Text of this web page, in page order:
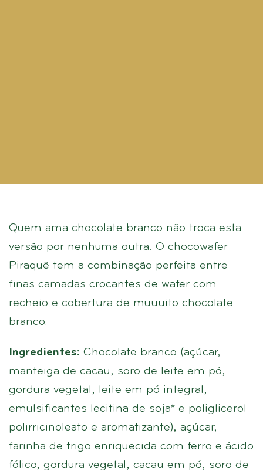
Quem ama chocolate branco não troca esta
versão por nenhuma outra. O chocowafer
Piraquê tem a combinação perfeita entre
finas camadas crocantes de wafer com
recheio e cobertura de muuuito chocolate
branco.
Ingredientes: Chocolate branco (açúcar,
manteiga de cacau, soro de leite em pó,
gordura vegetal, leite em pó integral,
emulsificantes lecitina de soja* e poliglicerol
polirricinoleato e aromatizante), açúcar,
farinha de trigo enriquecida com ferro e ácido
fólico, gordura vegetal, cacau em pó, soro de